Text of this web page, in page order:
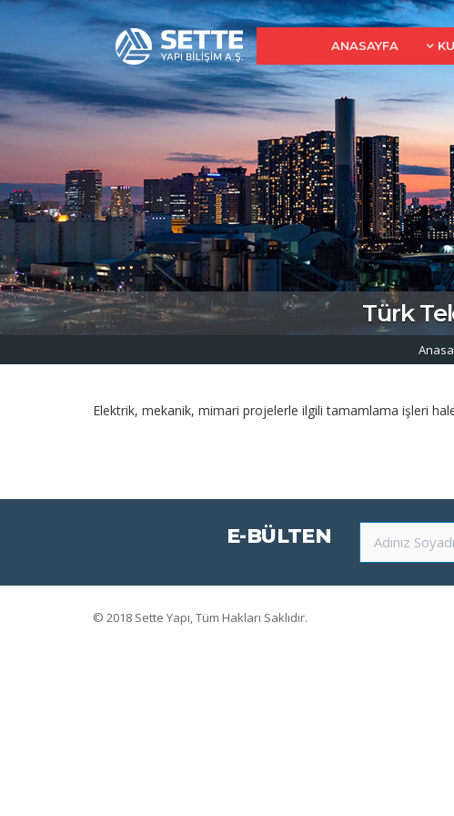
ANASAYFA
Türk
Elektrik, mekanik, mimari projelerle ilgili tamamlama işleri
E-BÜLTEN
© 2018 Sette Yapı, Tüm Hakları Saklıdır.